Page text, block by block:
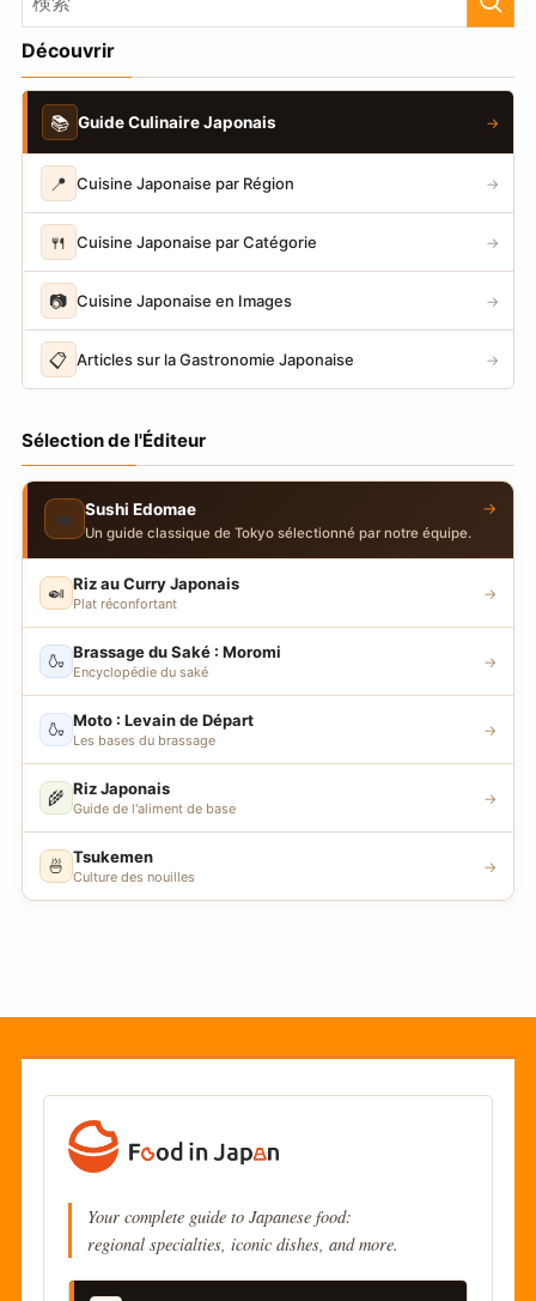
Découvrir
📚 Guide Culinaire Japonais →
📍 Cuisine Japonaise par Région →
🍴 Cuisine Japonaise par Catégorie →
📷 Cuisine Japonaise en Images →
📋 Articles sur la Gastronomie Japonaise →
Sélection de l'Éditeur
🍣 Sushi Edomae
Un guide classique de Tokyo sélectionné par notre équipe.
→
🍛 Riz au Curry Japonais
Plat réconfortant
→
🍶 Brassage du Saké : Moromi
Encyclopédie du saké
→
🍶 Moto : Levain de Départ
Les bases du brassage
→
🌾 Riz Japonais
Guide de l'aliment de base
→
🍜 Tsukemen
Culture des nouilles
→
Your complete guide to Japanese food:
regional specialties, iconic dishes, and more.